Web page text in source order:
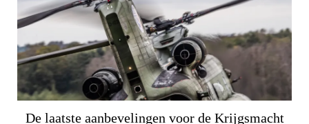
De laatste aanbevelingen voor de Krijgsmacht